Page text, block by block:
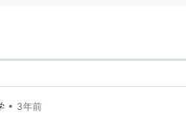
• 3年前